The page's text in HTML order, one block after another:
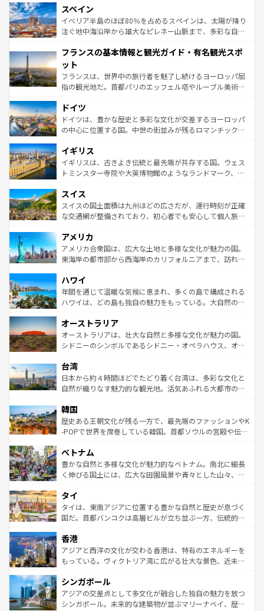
ろん、トスカーナの美しい田園風景やアマルフィ海岸の絶
景など、自然景観も見逃せない。観光の合間には、本場の
ピザやパスタなど、絶品のイタリア料理を堪能することも
ませてくれるイタリアで、忘れられない旅をしてみよう！
なお、新着のイタリア情報は
しい。
スペイン
イベリア半島のほぼ80％を占めるスペインは、太陽が降り
注ぐ地中海沿岸から雄大なピレネー山脈まで、多彩な自然
文化が根付くこの国では、情熱的なフラメンコ、熱気あふ
れる闘牛、そして美味しいタパスが生活の一部となってい
る。首都マドリードの洗練された雰囲気や、バルセロナの
アートに溢れた街角から、地方では古代ローマ遺跡や中世
せる。地方によって風土や気候が異なるスペインはその個
性で訪れる人を魅了する。 なお、新着のスペイン情報は コ
ンテンツ一覧を参照してほしい。
フランスの基本情報と観光ガイド・有名観光スポ
ット
フランスは、世界中の旅行者を魅了し続けるヨーロッパ屈
指の観光地だ。首都パリのエッフェル塔やルーブル美術館
で、幅広い魅力が詰まっている。華麗な宮殿、歴史的な大
聖堂、美しいビーチ、そして豊かな自然が、訪れる者を心
から魅了する。また、フランスは美食の国としても知ら
いる。シャンパンの発祥地であるランス、プロヴァンスの
香り高いラベンダー畑など、多彩な楽しみ方が可能だ。さ
らに、パリ以外の地域にも魅力が溢れており、どの街角に
れる地方に足を運ぶとそれぞれで全く異なる文化を体験で
きるだろう。 なお、新着のフランス情報はコンテンツ一覧
を参照してほしい。
ドイツ
ドイツは、豊かな歴史と多彩な文化が交差するヨーロッパ
の中心に位置する国。中世の街並みが残るロマンチック街
顔を持つこの国は、どこを歩いても飽きることがない。ベ
ルリンの文化的活気、バイエルン州のアルプスの絶景、そ
してライン川沿いのワイン畑といった風景は必見。ビール
は、お酒好きな人にはぜひ体験してほしい。 なお、新着の
ドイツ情報はコンテンツ一覧を参照してほしい。
イギリス
イギリスは、古きよき伝統と最先端が共存する国。ウェス
トミンスター寺院や大英博物館のようなランドマーク、歴
リアごとに異なる魅力がある。また、優雅なアフタヌーン
ティー、ビール好きにはたまらない英国パブ、サッカー観
戦など、本場だからこそできる体験も豊富。イギリスを旅
ンツ一覧を参照してほしい。
スイス
スイスの国土面積は九州ほどの広さだが、運行時刻が正確
な交通網が整備されており、初心者でも安心して個人旅行
の建物がそのまま残る町や、スイスならではのユニークな
博物館もあり、アルプス観光だけでなく町歩きも満喫する
ことができる。国民の所得が高いため物価も高いが、旅行
ば市内交通費無料で観光を楽しむこともできる。 なお、新
着のスイス情報はコンテンツ一覧 を参照してほしい。
アメリカ
アメリカ合衆国は、広大な土地と多様な文化が魅力の国。
東海岸の都市部から西海岸のカリフォルニアまで、訪れる
のような巨大都市は、観光、ショッピング、エンターテイ
ンメントが詰まった刺激的なスポットだ。一方、アメリカ
西部には大自然が広がり、グランドキャニオンやイエロー
部のニューオーリンズでは、音楽と美食が融合した独特の
文化が魅力。旅行者はアメリカの各地域で異なる魅力を楽
しみながら、その多様性と豊かな歴史を感じることができ
ならではの贅沢な旅のスタイルだ。 なお、新着のアメリカ
情報はコンテンツ一覧を参照してほしい。
ハワイ
年間を通じて温暖な気候に恵まれ、多くの島で構成される
ハワイは、どの島も独自の魅力をもっている。大自然の神
ワイ島は見逃せない。また、定番の観光地といえばオアフ
島だが、静かな自然を求めるならマウイ島やカウアイ島が
おすすめ。エメラルドグリーンに輝く海をはじめ、豊かな
れるおもてなしの心で訪れる人々を迎えてくれるハワイの
人々、おいしいローカルフードやハワイアンミュージッ
ク、伝統的なフラダンスなど、すべてがハワイの魅力を彩
ワイを、存分に味わってほしい。 なお、新着のハワイ情報
はコンテンツ一覧を参照してほしい。
オーストラリア
オーストラリアは、壮大な自然と多様な文化が魅力の国。
シドニーのシンボルであるシドニー・オペラハウス、オー
リアリーフや大陸中央部にそびえるウルル（エアーズロッ
ク）、タスマニアの美しい原生林やケアンズの熱帯雨林な
ど、見どころがたくさん。また、カフェやワイン、オージ
いる。アクティビティも充実しており、サーフィンやダイ
ビング、ハイキングなど、アウトドア好きにはたまらな
い。オーストラリアの多彩な魅力を存分に味わいつくそ
参照してほしい。
台湾
日本から約４時間ほどでたどり着く台湾は、多彩な文化と
自然が織りなす魅力的な観光地。活気あふれる大都市の台
ン）、静ひつな山岳地帯である台湾東部など、都市の喧騒
と山間の静けさが共存しており、訪れる人に新しい発見と
驚きをもたらしてくれる。また、奥深い台湾の食文化も魅
容にもいいと評判のスイーツなど、バラエティ豊かな料理
が味わえる。 なお、新着の台湾情報は コンテンツ一覧を参
照してほしい。
韓国
歴史ある王朝文化が残る一方で、最先端のファッションやK
-POPで世界を席巻している韓国。首都ソウルの宮殿や伝統
き、地方に足を延ばせば四季折々の自然美を楽しむことが
できる。そして、キムチや焼肉、絶品のストリートフード
まで、さまざまな韓国料理が待っている。夜には、韓国な
リティに包まれながら、韓国の多彩な魅力を心ゆくまで味
わってみてほしい。 なお、新着の韓国情報はコンテンツ一
覧を参照してほしい。
ベトナム
豊かな自然と多様な文化が魅力的なベトナム。南北に細長
く伸びる国土には、広大な田園風景や青々とした山々、世
急速な発展と共に伝統が息づく。ハノイの古い町並みやホ
ーチミン市のフランス統治時代の建物も、独特の雰囲気を
醸し出している。また、バラエティの豊かさとおいしさで
とつ。フォーやバインミー、ベトナムコーヒーなどは、ぜ
ひ現地で味わいたい。どの地域を訪れてもあたたかい人々
が旅行者を迎えてくれるので、きっと忘れられない旅にな
参照してほしい。
タイ
タイは、東南アジアに位置する豊かな自然と歴史が息づく
国だ。首都バンコクは高層ビルが立ち並ぶ一方、伝統的な
の活気が交差している。北部ではチェンマイなどの山岳地
帯で自然と触れ合い、南部ではプーケットやクラビの美し
いビーチでリゾート気分を楽しむことができる。タイ料理
激する。気候は一年中温暖で、どの季節にも異なる楽しみ
が待っている。親しみやすいタイの人々、仏教を中心とし
た文化、そして多様な観光資源が、訪れる旅人を魅了し続
香港
アジアと西洋の文化が交わる香港は、特有のエネルギーを
もっている。ヴィクトリア湾に広がる壮大な景色、近未来
み、どこを訪れても感動するはず。観光スポットが密集し
ており、効率よく見どころを回れるのも魅力。息をのむよ
うな絶景から文化的な体験まで、香港を存分に楽しみ尽く
シンガポール
アジアの交差点として多文化が融合した独自の魅力を放つ
シンガポール。未来的な建築物が並ぶマリーナベイ、歴史